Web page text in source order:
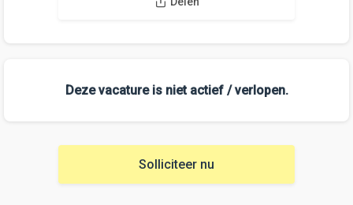
Deze vacature is niet actief / verlopen.
Solliciteer nu